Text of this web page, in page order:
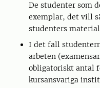
De studenter som
exemplar, det vill
studenters
I det fall
arbeten
obligatoriskt antal
kursansvariga